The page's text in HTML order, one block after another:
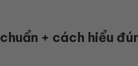
+ cách hiểu